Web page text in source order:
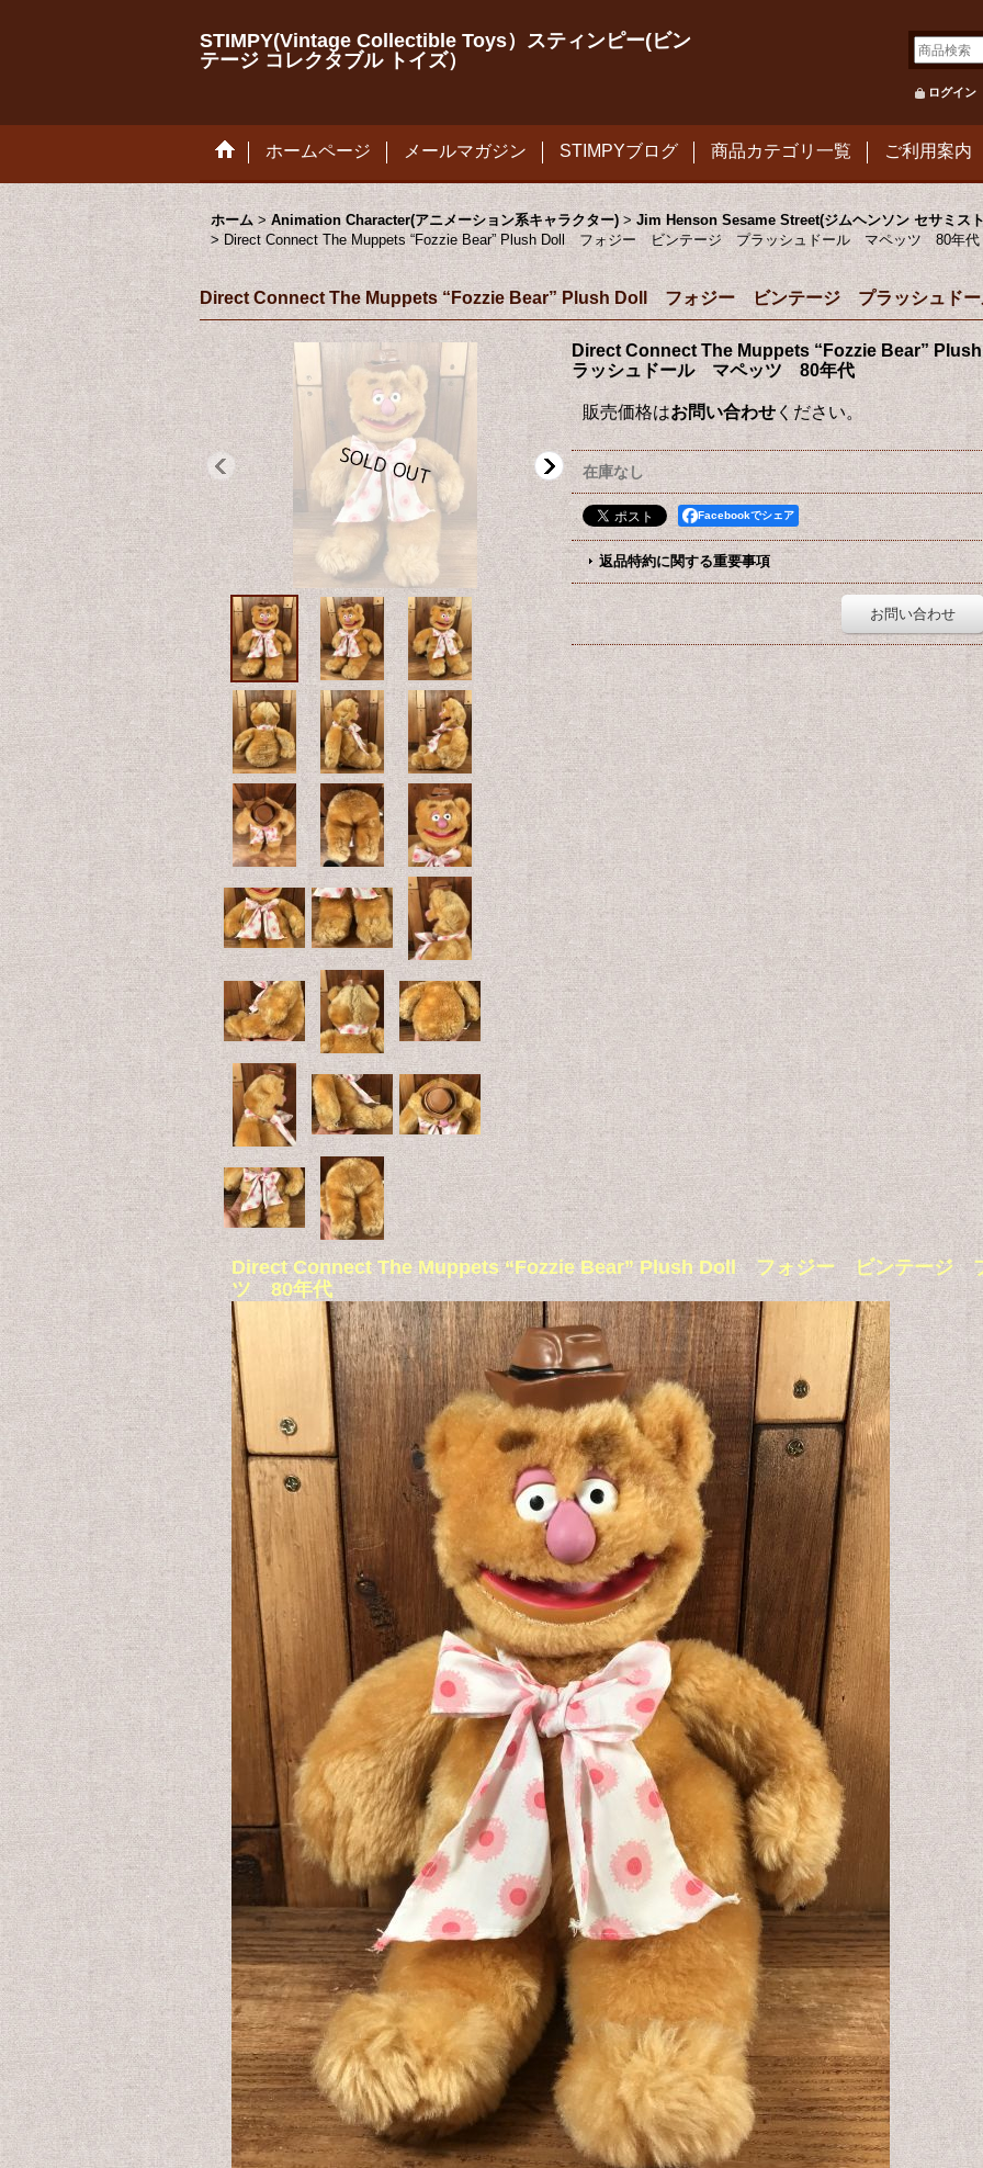
STIMPY(Vintage Collectible Toys）スティンピー(ビン
テージ コレクタブル トイズ）
ログイン
ホームページ メールマガジン STIMPYブログ 商品カテゴリ一覧 ご利用案内
ホーム > Animation Character(アニメーション系キャラクター) > Jim Henson Sesame Street(ジムヘンソン セサミス
> Direct Connect The Muppets “Fozzie Bear” Plush Doll フォジー ビンテージ プラッシュドール マペッツ 80年代
Direct Connect The Muppets “Fozzie Bear” Plush Doll フォジー ビンテージ プラッシュド
Direct Connect The Muppets “Fozzie Bear”
ラッシュドール マペッツ 80年代
販売価格はお問い合わせ ください。
在庫なし
Facebookでシェア
返品特約に関する重要事項
お問い合わせ
Direct Connect The Muppets “Fozzie Bear” Plush Doll フォジー ビンテージ
ツ 80年代